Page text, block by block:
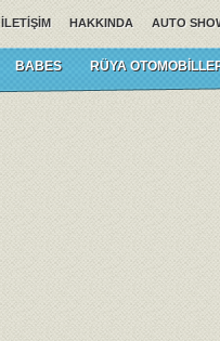
AUTO
HAKKINDA
İLETIŞIM
BABES RÜYA